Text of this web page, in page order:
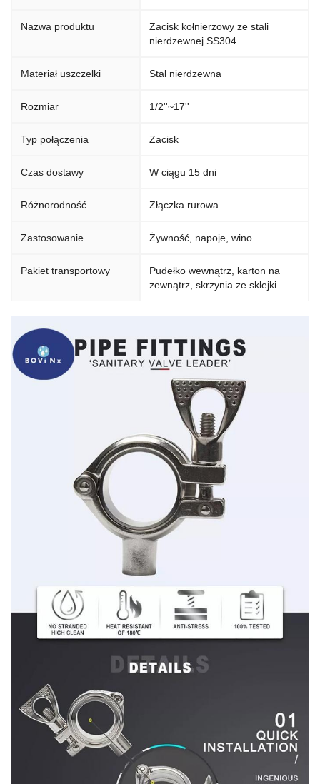
Nazwa produktu
Zacisk kołnierzowy ze stali
nierdzewnej SS304
Materiał uszczelki Stal nierdzewna
Rozmiar 1/2''~17''
Typ połączenia Zacisk
Czas dostawy W ciągu 15 dni
Różnorodność Złączka rurowa
Zastosowanie Żywność, napoje, wino
Pakiet transportowy
Pudełko wewnątrz, karton na
zewnątrz, skrzynia ze sklejki